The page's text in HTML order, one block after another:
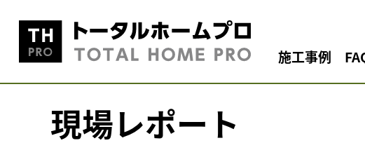
施工事例
現場レポート